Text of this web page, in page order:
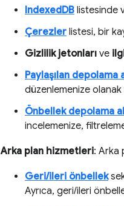
IndexedDB listesinde
Çerezler listesi, bir
Gizlilik jetonları ve
Paylaşılan depolama
düzenlemenize olanak
Önbellek depolama
incelemenize,
Arka plan hizmetleri: Arka
Geri/ileri önbellek
Ayrıca, geri/ileri